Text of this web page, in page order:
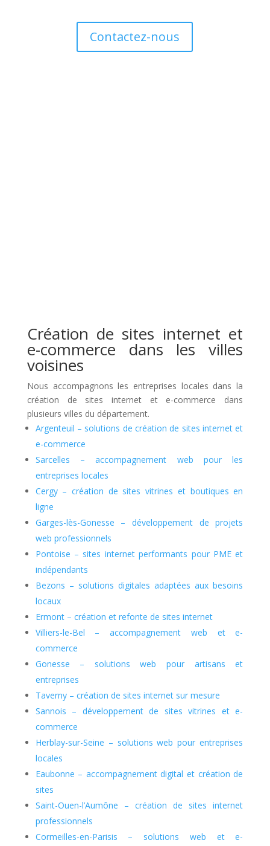
Contactez-nous
Création de sites internet et
e-commerce dans les villes
voisines
Nous accompagnons les entreprises locales dans la
création de sites internet et e-commerce dans
plusieurs villes du département.
Argenteuil – solutions de création de sites internet et
e-commerce
Sarcelles – accompagnement web pour les
entreprises locales
Cergy – création de sites vitrines et boutiques en
ligne
Garges-lès-Gonesse – développement de projets
web professionnels
Pontoise – sites internet performants pour PME et
indépendants
Bezons – solutions digitales adaptées aux besoins
locaux
Ermont – création et refonte de sites internet
Villiers-le-Bel – accompagnement web et e-
commerce
Gonesse – solutions web pour artisans et
entreprises
Taverny – création de sites internet sur mesure
Sannois – développement de sites vitrines et e-
commerce
Herblay-sur-Seine – solutions web pour entreprises
locales
Eaubonne – accompagnement digital et création de
sites
Saint-Ouen-l’Aumône – création de sites internet
professionnels
Cormeilles-en-Parisis – solutions web et e-